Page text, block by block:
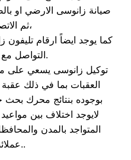
صيانة زانوسى الارضي او
ثم الاتصال،
كما يوجد ايضاً ارقام
التواصل مع عملائنا.
توكيل زانوسى يسعي على
العقبات بما في ذلك عقبة
بوجوده بنتائج محرك
لايوجد اختلاف بين
المتواجد بالمدن
عملائنا..